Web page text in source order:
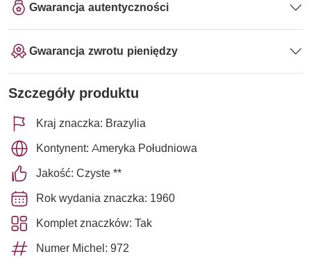
Gwarancja autentyczności
Gwarancja zwrotu pieniędzy
Szczegóły produktu
Kraj znaczka: Brazylia
Kontynent: Ameryka Południowa
Jakość: Czyste **
Rok wydania znaczka: 1960
Komplet znaczków: Tak
Numer Michel: 972